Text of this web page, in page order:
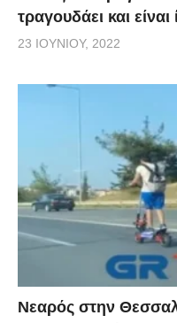
τραγουδάει και
23 ΙΟΥΝΊΟΥ, 2022
Νεαρός στην